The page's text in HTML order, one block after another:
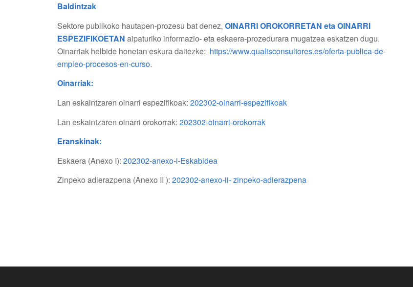
Baldintzak
Sektore publikoko hautapen-prozesu bat denez,OINARRI OROKORRETAN eta OINARRI
ESPEZIFIKOETANaipaturiko informazio- eta eskaera-prozedurara mugatzea eskatzen dugu.
Oinarriak helbide honetan eskura daitezke: https://www.qualisconsultores.es/oferta-publica-de-
empleo-procesos-en-curso.
Oinarriak:
Lan eskaintzaren oinarri espezifikoak:202302-oinarri-espezifikoak
Lan eskaintzaren oinarri orokorrak:202302-oinarri-orokorrak
Eranskinak:
Eskaera (Anexo I):202302-anexo-i-Eskabidea
Zinpeko adierazpena (Anexo II ):202302-anexo-ii- zinpeko-adierazpena